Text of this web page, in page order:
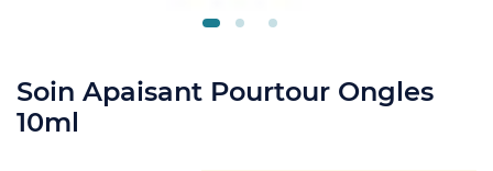
Soin Apaisant Pourtour Ongles
10ml